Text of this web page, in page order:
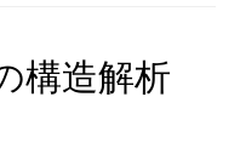
構造解析